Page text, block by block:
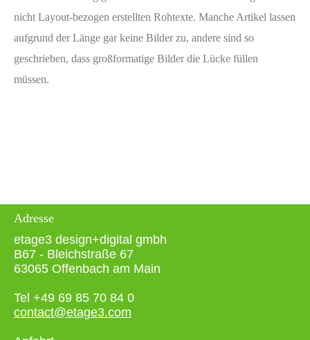
nicht Layout-bezogen erstellten Rohtexte. Manche Artikel lassen
aufgrund der Länge gar keine Bilder zu, andere sind so
geschrieben, dass großformatige Bilder die Lücke füllen
müssen.
Adresse
etage3 design+digital gmbh
B67 - Bleichstraße 67
63065 Offenbach am Main
Tel +49 69 85 70 84 0
contact@etage3.com